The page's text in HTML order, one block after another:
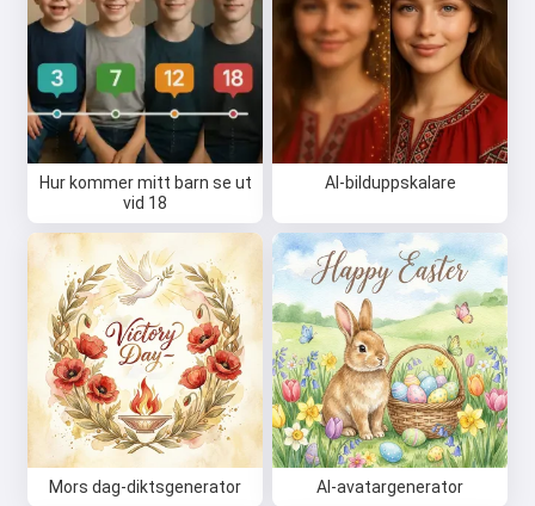
Hur kommer mitt barn se ut
vid 18
AI-bilduppskalare
Mors dag-diktsgenerator AI-avatargenerator
Hej 👋
Jag kan skapa låtar, skriva dikter
och gratulationer 🥰
Prova gratis
Jag accepterar:Användarvillkor,
Integritetspolicy,
Återbetalningspolicy